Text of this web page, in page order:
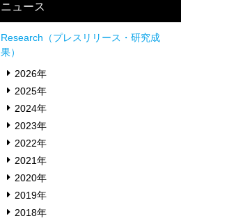
ニュース
Research（プレスリリース・研究成
果）
2026年
2025年
2024年
2023年
2022年
2021年
2020年
2019年
2018年